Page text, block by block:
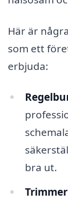
Här är
som ett
erbjuda:
bra ut.